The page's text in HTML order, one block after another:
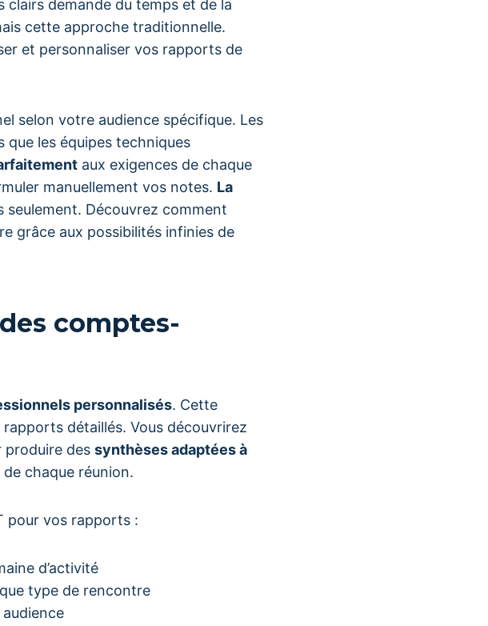
demande du temps et de la
cette approche traditionnelle.
et personnaliser vos rapports de
selon votre audience spécifique. Les
les équipes techniques
aux exigences de chaque
manuellement vos notes. La
seulement. Découvrez comment
grâce aux possibilités infinies de
comptes-
personnalisés. Cette
détaillés. Vous découvrirez
produire des synthèses adaptées à
chaque réunion.
pour vos rapports :
d’activité
type de rencontre